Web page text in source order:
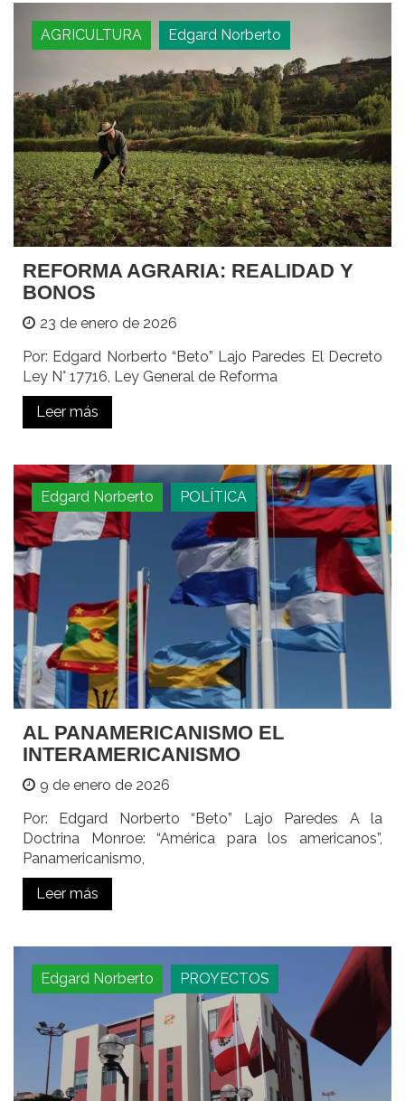
AGRICULTURA Edgard Norberto
REFORMA AGRARIA: REALIDAD Y
BONOS
23 de enero de 2026
Por: Edgard Norberto “Beto” Lajo Paredes El Decreto
Ley N° 17716, Ley General de Reforma
Leer más
Edgard Norberto POLÍTICA
AL PANAMERICANISMO EL
INTERAMERICANISMO
9 de enero de 2026
Por: Edgard Norberto “Beto” Lajo Paredes A la
Doctrina Monroe: “América para los americanos”,
Panamericanismo,
Leer más
Edgard Norberto PROYECTOS